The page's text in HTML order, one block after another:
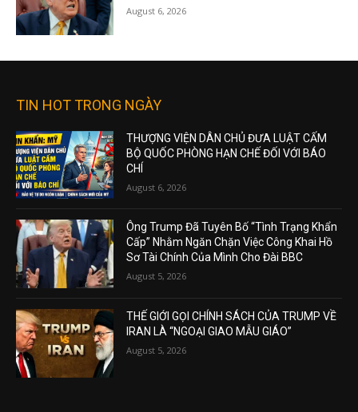
August 6, 2026
TIN HOT TRONG NGÀY
THƯỢNG VIỆN DÂN CHỦ ĐƯA LUẬT CẤM
BỘ QUỐC PHÒNG HẠN CHẾ ĐỐI VỚI BÁO
CHÍ
August 6, 2026
Ông Trump Đã Tuyên Bố “Tình Trạng Khẩn
Cấp” Nhằm Ngăn Chặn Việc Công Khai Hồ
Sơ Tài Chính Của Mình Cho Đài BBC
August 5, 2026
THẾ GIỚI GỌI CHÍNH SÁCH CỦA TRUMP VỀ
IRAN LÀ “NGOẠI GIAO MẪU GIÁO”
August 5, 2026